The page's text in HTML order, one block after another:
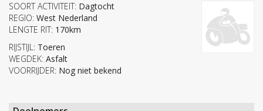
SOORT ACTIVITEIT: Dagtocht
REGIO: West Nederland
LENGTE RIT: 170km
RIJSTIJL: Toeren
WEGDEK: Asfalt
VOORRIJDER: Nog niet bekend